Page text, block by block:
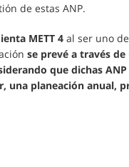
de estas ANP.
METT 4 al ser uno
se prevé a través
que dichas
una planeación anual,